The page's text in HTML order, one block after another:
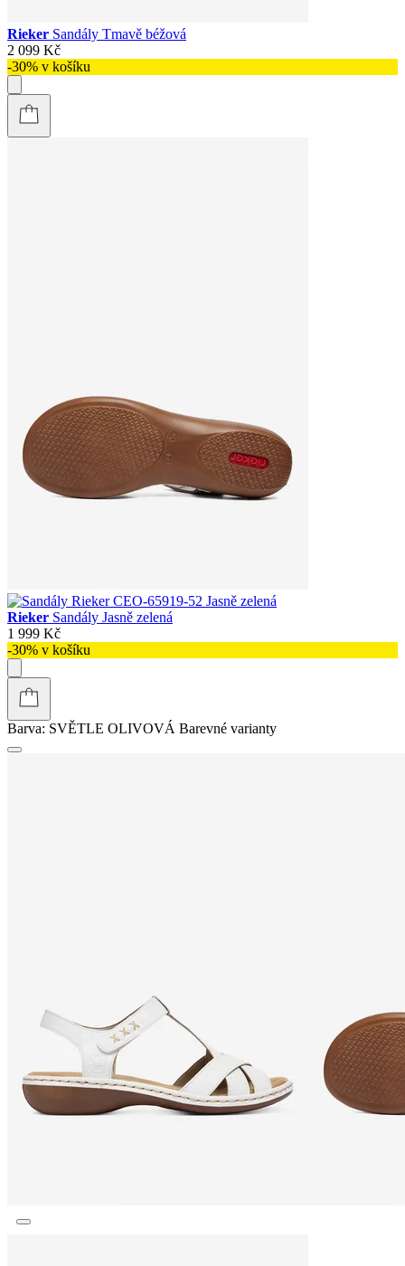
Rieker Sandály Tmavě béžová
2 099 Kč
-30% v košíku
Rieker Sandály Jasně zelená
1 999 Kč
-30% v košíku
Barva: SVĚTLE OLIVOVÁ Barevné varianty